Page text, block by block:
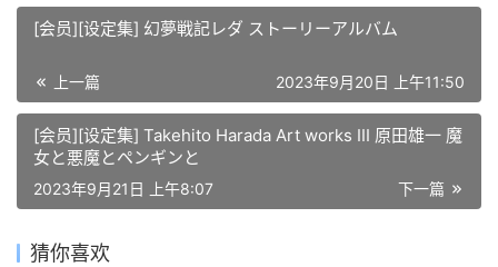
[会员][设定集] 幻夢戦記レダ ストーリーアルバム
上一篇 2023年9月20日 上午11:50
[会员][设定集] Takehito Harada Art works III 原田雄一 魔
女と悪魔とペンギンと
下一篇
2023年9月21日 上午8:07
猜你喜欢